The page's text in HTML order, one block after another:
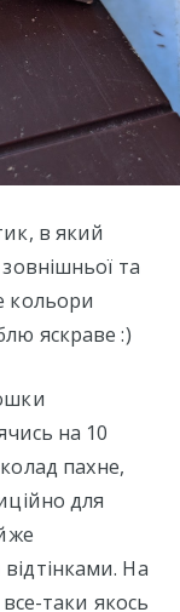
в який
та
кольори
яскраве :)
на 10
пахне,
для
На
таки якось